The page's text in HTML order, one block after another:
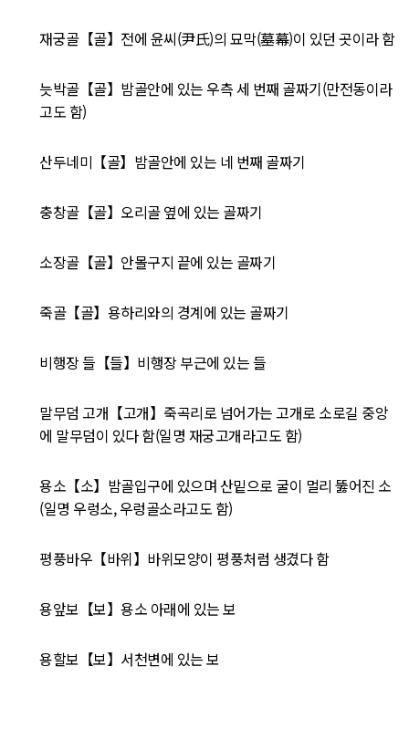
재궁골【골】전에 윤씨(尹氏)의 묘막(墓幕)이 있던 곳이라 함
늣박골【골】밤골안에 있는 우측 세 번째 골짜기(만전동이라
고도 함)
산두네미【골】밤골안에 있는 네 번째 골짜기
충창골【골】오리골 옆에 있는 골짜기
소장골【골】안몰구지 끝에 있는 골짜기
죽골【골】용하리와의 경계에 있는 골짜기
비행장 들【들】비행장 부근에 있는 들
말무덤 고개【고개】죽곡리로 넘어가는 고개로 소로길 중앙
에 말무덤이 있다 함(일명 재궁고개라고도 함)
용소【소】밤골입구에 있으며 산밑으로 굴이 멀리 뚫어진 소
(일명 우렁소, 우렁골소라고도 함)
평풍바우【바위】바위모양이 평풍처럼 생겼다 함
용앞보【보】용소 아래에 있는 보
용할보【보】서천변에 있는 보